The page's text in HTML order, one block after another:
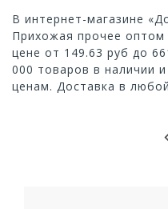
В интернет-магазине
Прихожая прочее
цене от 149.63 руб до
000 товаров в наличии
ценам. Доставка в